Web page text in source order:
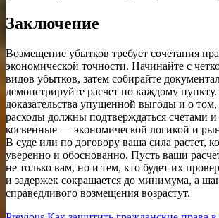
Заключение
Возмещение убытков требует сочетания
экономической точности. Начинайте с
видов убытков, затем собирайте
демонстрируйте расчет по каждому
доказательства упущенной выгоды и о
расходы должны подтверждаться счетами и
косвенные — экономической логикой и
В суде или по договору ваша сила растет,
уверенно и обоснованно. Пусть ваши
не только вам, но и тем, кто будет их
и задержек сокращается до минимума, а
справедливого возмещения возрастут.